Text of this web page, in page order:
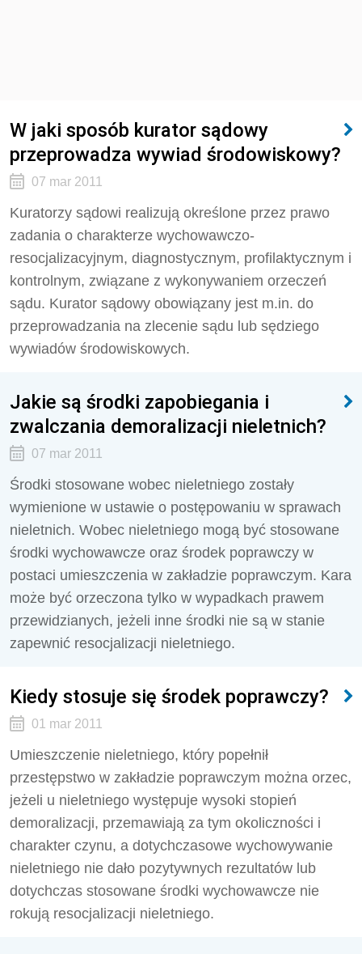
W jaki sposób kurator sądowy
przeprowadza wywiad środowiskowy?
07 mar 2011
Kuratorzy sądowi realizują określone przez prawo
zadania o charakterze wychowawczo-
resocjalizacyjnym, diagnostycznym, profilaktycznym i
kontrolnym, związane z wykonywaniem orzeczeń
sądu. Kurator sądowy obowiązany jest m.in. do
przeprowadzania na zlecenie sądu lub sędziego
wywiadów środowiskowych.
Jakie są środki zapobiegania i
zwalczania demoralizacji nieletnich?
07 mar 2011
Środki stosowane wobec nieletniego zostały
wymienione w ustawie o postępowaniu w sprawach
nieletnich. Wobec nieletniego mogą być stosowane
środki wychowawcze oraz środek poprawczy w
postaci umieszczenia w zakładzie poprawczym. Kara
może być orzeczona tylko w wypadkach prawem
przewidzianych, jeżeli inne środki nie są w stanie
zapewnić resocjalizacji nieletniego.
Kiedy stosuje się środek poprawczy?
01 mar 2011
Umieszczenie nieletniego, który popełnił
przestępstwo w zakładzie poprawczym można orzec,
jeżeli u nieletniego występuje wysoki stopień
demoralizacji, przemawiają za tym okoliczności i
charakter czynu, a dotychczasowe wychowywanie
nieletniego nie dało pozytywnych rezultatów lub
dotychczas stosowane środki wychowawcze nie
rokują resocjalizacji nieletniego.